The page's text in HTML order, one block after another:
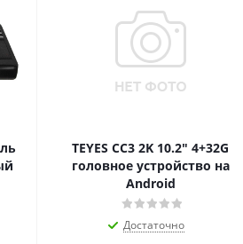
TEYES CC3 2K 10.2" 4+32G
головное устройство на
Android
Достаточно